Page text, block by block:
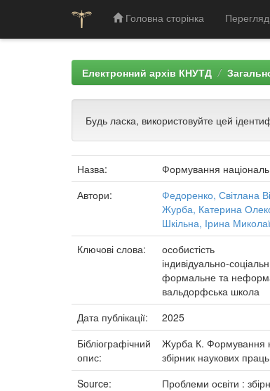
Головна сторінка Перегляд
Електронний архів КНУТД
Будь ласка, використовуйте цей
Назва:
Формування
Автори:
Федоренко, Світлана
Журба, Катерина
Шкільна, Ірина
Ключові слова:
особистість
індивідуально-
формальне та
вальдорфська школа
Дата публікації:
2025
Бібліографічний
опис:
Журба К. Формування
збірник наукових
Source:
Проблеми освіти :